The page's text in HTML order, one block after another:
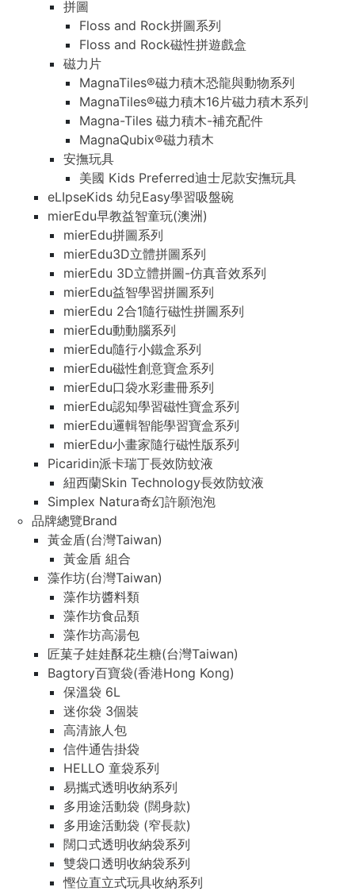
拼圖
Floss and Rock拼圖系列
Floss and Rock磁性拼遊戲盒
磁力片
MagnaTiles®磁力積木恐龍與動物系列
MagnaTiles®磁力積木16片磁力積木系列
Magna-Tiles 磁力積木-補充配件
MagnaQubix®磁力積木
安撫玩具
美國 Kids Preferred迪士尼款安撫玩具
eLIpseKids 幼兒Easy學習吸盤碗
mierEdu早教益智童玩(澳洲)
mierEdu拼圖系列
mierEdu3D立體拼圖系列
mierEdu 3D立體拼圖-仿真音效系列
mierEdu益智學習拼圖系列
mierEdu 2合1隨行磁性拼圖系列
mierEdu動動腦系列
mierEdu隨行小鐵盒系列
mierEdu磁性創意寶盒系列
mierEdu口袋水彩畫冊系列
mierEdu認知學習磁性寶盒系列
mierEdu邏輯智能學習寶盒系列
mierEdu小畫家隨行磁性版系列
Picaridin派卡瑞丁長效防蚊液
紐西蘭Skin Technology長效防蚊液
Simplex Natura奇幻許願泡泡
品牌總覽Brand
黃金盾(台灣Taiwan)
黃金盾 組合
藻作坊(台灣Taiwan)
藻作坊醬料類
藻作坊食品類
藻作坊高湯包
匠菓子娃娃酥花生糖(台灣Taiwan)
Bagtory百寶袋(香港Hong Kong)
保溫袋 6L
迷你袋 3個裝
高清旅人包
信件通告掛袋
HELLO 童袋系列
易攜式透明收納系列
多用途活動袋 (闊身款)
多用途活動袋 (窄長款)
闊口式透明收納袋系列
雙袋口透明收納袋系列
慳位直立式玩具收納系列